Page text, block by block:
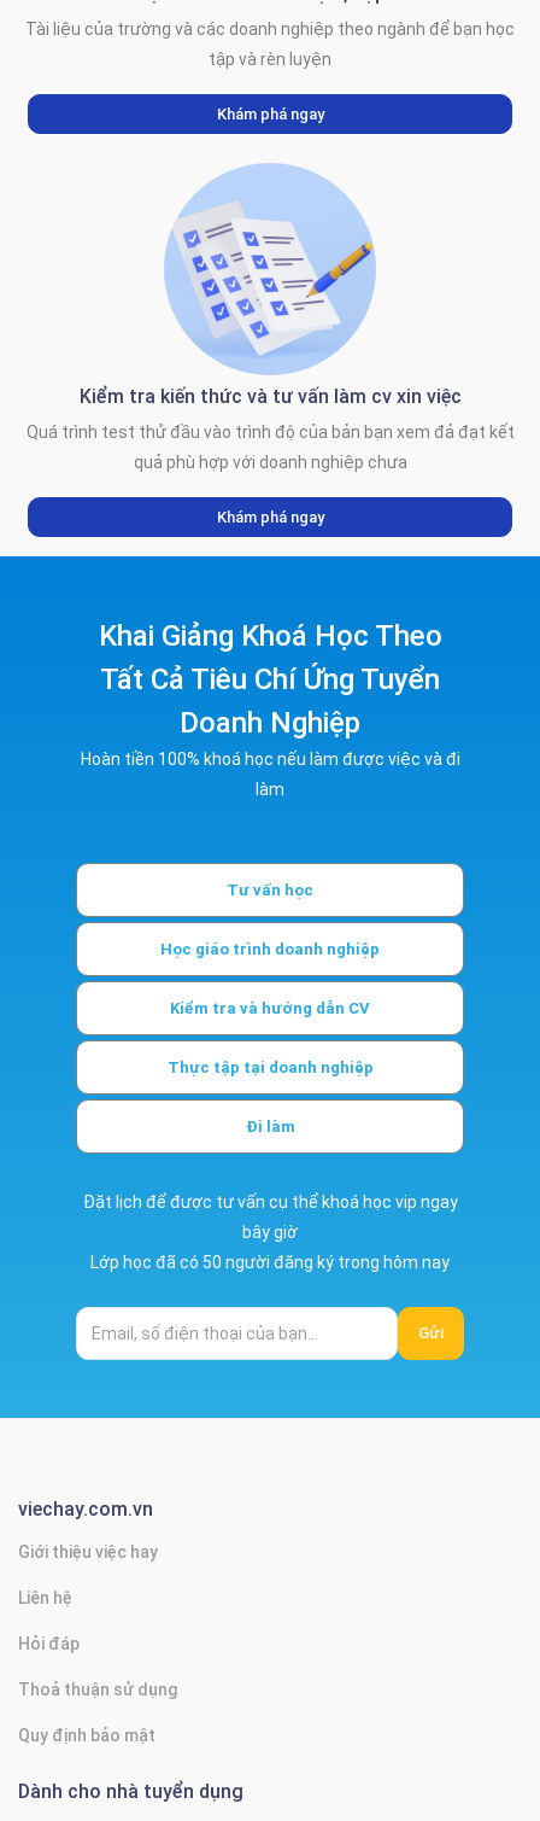
Tài liệu của trường và các doanh nghiệp theo ngành để bạn học
tập và rèn luyện
Khám phá ngay
Kiểm tra kiến thức và tư vấn làm cv xin việc
Quá trình test thử đầu vào trình độ của bản bạn xem đả đạt kết
quả phù hợp với doanh nghiệp chưa
Khám phá ngay
Khai Giảng Khoá Học Theo
Tất Cả Tiêu Chí Ứng Tuyển
Doanh Nghiệp
Hoàn tiền 100% khoá học nếu làm được việc và đi
làm
Tư vấn học
Học giáo trình doanh nghiệp
Kiểm tra và hướng dẫn CV
Thực tập tại doanh nghiệp
Đi làm
Đặt lịch để được tư vấn cụ thể khoá học vip ngay
bây giờ
Lớp học đã có 50 người đăng ký trong hôm nay
Gửi
viechay.com.vn
Giới thiệu việc hay
Liên hệ
Hỏi đáp
Thoả thuận sử dụng
Quy định bảo mật
Dành cho nhà tuyển dụng